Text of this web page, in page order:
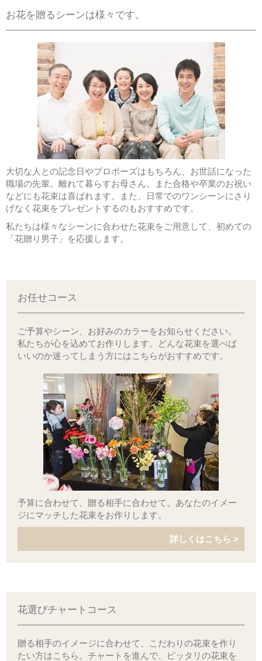
お花を贈るシーンは様々です。
大切な人との記念日やプロポーズはもちろん、お世話になった
職場の先輩。離れて暮らすお母さん。また合格や卒業のお祝い
などにも花束は喜ばれます。また、日常でのワンシーンにさり
げなく花束をプレゼントするのもおすすめです。
私たちは様々なシーンに合わせた花束をご用意して、初めての
「花贈り男子」を応援します。
お任せコース
ご予算やシーン、お好みのカラーをお知らせください。
私たちが心を込めてお作りします。どんな花束を選べば
いいのか迷ってしまう方にはこちらがおすすめです。
予算に合わせて、贈る相手に合わせて。あなたのイメー
ジにマッチした花束をお作りします。
詳しくはこちら >
花選びチャートコース
贈る相手のイメージに合わせて、こだわりの花束を作り
たい方はこちら。チャートを進んで、ピッタリの花束を